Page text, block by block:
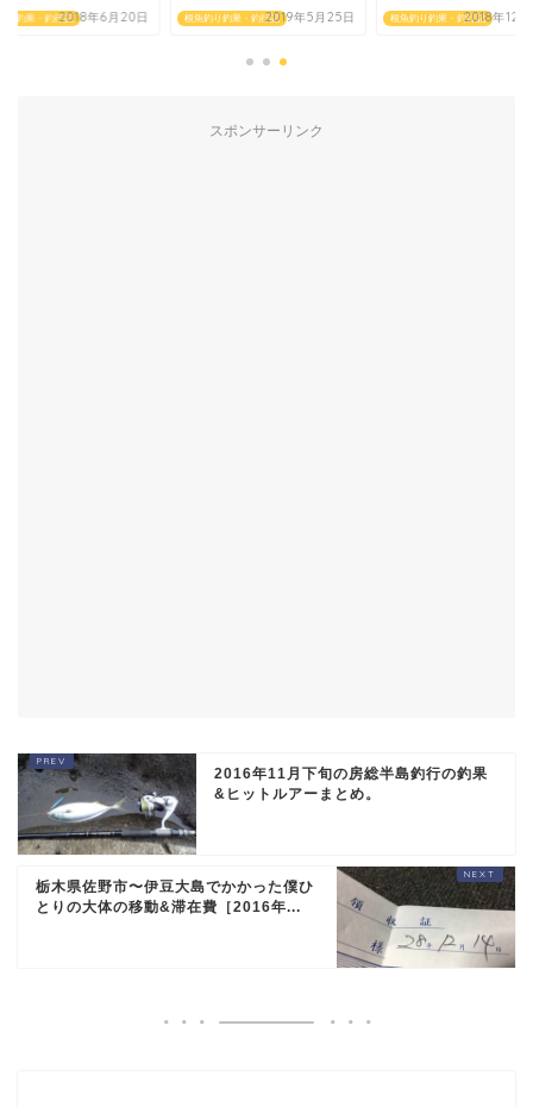
り釣果・釣行記2018年6月20日 根魚釣り釣果・釣行記2019年5月25日 根魚釣り釣果・釣行記2018年12
スポンサーリンク
2016年11月下旬の房総半島釣行の釣果
&ヒットルアーまとめ。
栃木県佐野市〜伊豆大島でかかった僕ひ
とりの大体の移動&滞在費［2016年...